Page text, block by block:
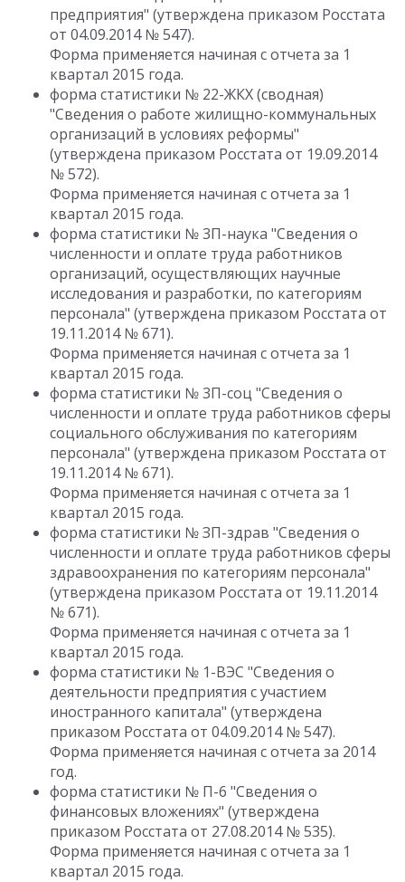
предприятия" (утверждена приказом Росстата
от 04.09.2014 № 547).
Форма применяется начиная с отчета за 1
квартал 2015 года.
форма статистики № 22-ЖКХ (сводная)
"Сведения о работе жилищно-коммунальных
организаций в условиях реформы"
(утверждена приказом Росстата от 19.09.2014
№ 572).
Форма применяется начиная с отчета за 1
квартал 2015 года.
форма статистики № 3П-наука "Сведения о
численности и оплате труда работников
организаций, осуществляющих научные
исследования и разработки, по категориям
персонала" (утверждена приказом Росстата от
19.11.2014 № 671).
Форма применяется начиная с отчета за 1
квартал 2015 года.
форма статистики № 3П-соц "Сведения о
численности и оплате труда работников сферы
социального обслуживания по категориям
персонала" (утверждена приказом Росстата от
19.11.2014 № 671).
Форма применяется начиная с отчета за 1
квартал 2015 года.
форма статистики № ЗП-здрав "Сведения о
численности и оплате труда работников сферы
здравоохранения по категориям персонала"
(утверждена приказом Росстата от 19.11.2014
№ 671).
Форма применяется начиная с отчета за 1
квартал 2015 года.
форма статистики № 1-ВЭС "Сведения о
деятельности предприятия с участием
иностранного капитала" (утверждена
приказом Росстата от 04.09.2014 № 547).
Форма применяется начиная с отчета за 2014
год.
форма статистики № П-6 "Сведения о
финансовых вложениях" (утверждена
приказом Росстата от 27.08.2014 № 535).
Форма применяется начиная с отчета за 1
квартал 2015 года.